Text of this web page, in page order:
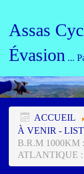
Assas
Évasion ...
ACCUEIL
À VENIR -
B.R.M 1000KM
ATLANTIQUE